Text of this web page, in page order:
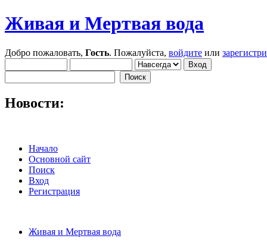
Живая и Мертвая вода
Добро пожаловать, Гость. Пожалуйста, войдите или
Новости:
Начало
Основной сайт
Поиск
Вход
Регистрация
Живая и Мертвая вода